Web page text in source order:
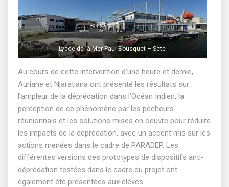
Lycée de la Mer Paul Bousquet – Sète
Au cours de cette intervention d’une heure et demie,
Auriane et Njaratiana ont présenté les résultats sur
l’ampleur de la déprédation dans l’Océan Indien, la
perception de ce phénomène par les pêcheurs
réunionnais et les solutions mises en oeuvre pour réduire
les impacts de la déprédation, avec un accent mis sur les
actions menées dans le cadre de PARADEP. Les
différentes versions des prototypes de dispositifs anti-
déprédation testées dans le cadre du projet ont
également été présentées aux élèves.